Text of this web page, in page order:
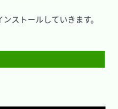
ストールしていきます。